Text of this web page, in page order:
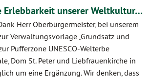
Erlebbarkeit unserer Weltkultur…
Herr Oberbürgermeister, bei unserem
Verwaltungsvorlage „Grundsatz und
Pufferzone UNESCO-Welterbe
Dom St. Peter und Liebfrauenkirche in
um eine Ergänzung. Wir denken, dass